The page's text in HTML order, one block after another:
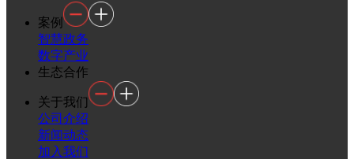
案例
智慧政务
数字产业
生态合作
关于我们
公司介绍
新闻动态
加入我们